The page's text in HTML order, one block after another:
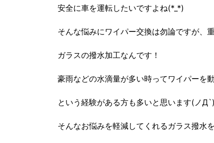
安全に車を運転したいですよね(*_*)
そんな悩みにワイパー交換は勿論ですが、
ガラスの撥水加工なんです！
豪雨などの水滴量が多い時ってワイパーを
という経験がある方も多いと思います(ノД`)
そんなお悩みを軽減してくれるガラス撥水